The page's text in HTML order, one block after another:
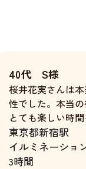
40代 S様
桜井花実さんは
性でした。本当
とても楽しい時
東京都新宿駅
イルミネーショ
3時間